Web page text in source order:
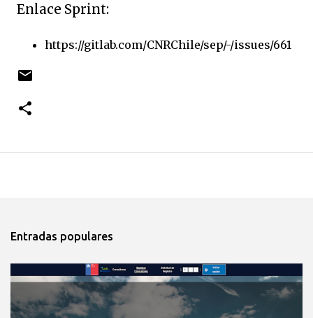
Enlace Sprint:
https://gitlab.com/CNRChile/sep/-/issues/661
Entradas populares